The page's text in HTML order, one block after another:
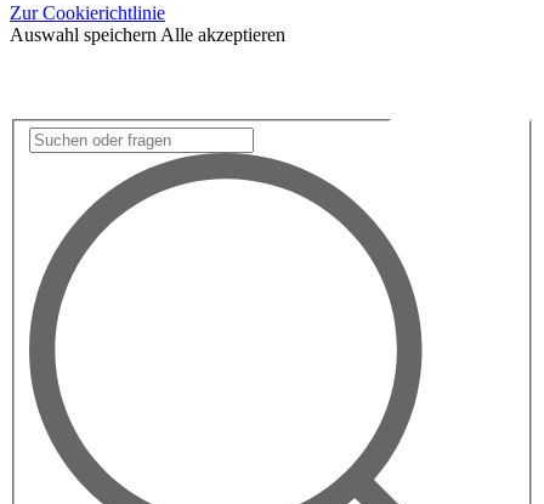
Zur Cookierichtlinie
Auswahl speichern Alle akzeptieren